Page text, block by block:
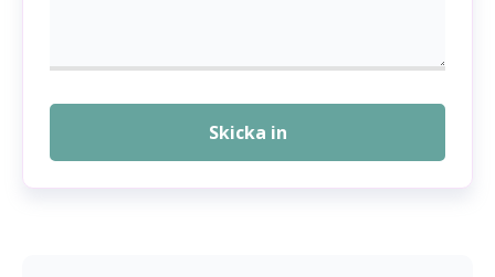
Skicka in